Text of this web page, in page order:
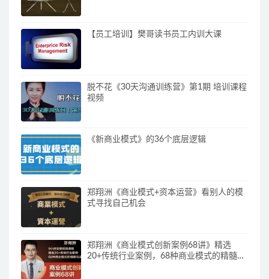
【员工培训】樊哥读书员工内训大课
脱不花《30天沟通训练营》第1期 培训课程
视频
《新商业模式》的36个底层逻辑
郑翔洲《商业模式+资本运营》看别人的模
式寻找自己机会
郑翔洲《商业模式创新案例68讲》精选
20+传统行业案例，68种商业模式的精髓与